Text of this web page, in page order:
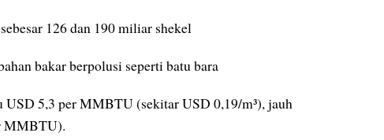
126 dan 190 miliar shekel
bakar berpolusi seperti batu bara
5,3 per MMBTU (sekitar USD 0,19/m³), jauh
MMBTU).